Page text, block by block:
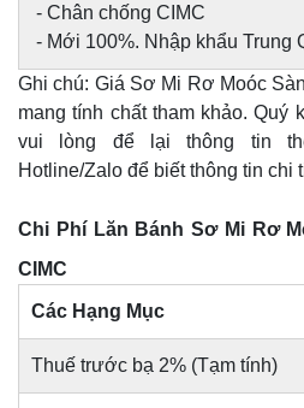
- Chân chống CIMC
- Mới 100%. Nhập khẩu Trung
Ghi chú: Giá Sơ Mi Rơ Moóc
mang tính chất tham khảo. Quý
vui lòng để lại thông tin
Hotline/Zalo để biết thông tin chi
Chi Phí Lăn Bánh Sơ Mi Rơ
CIMC
Các Hạng Mục
Thuế trước bạ 2% (Tạm tính)